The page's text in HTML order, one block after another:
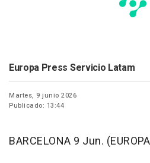
Europa Press Servicio Latam
Martes, 9 junio 2026
Publicado: 13:44
BARCELONA 9 Jun.